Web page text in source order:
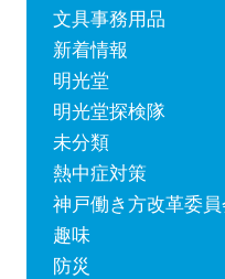
文具事務用品
新着情報
明光堂
明光堂探検隊
未分類
熱中症対策
神戸働き方改革委員
趣味
防災